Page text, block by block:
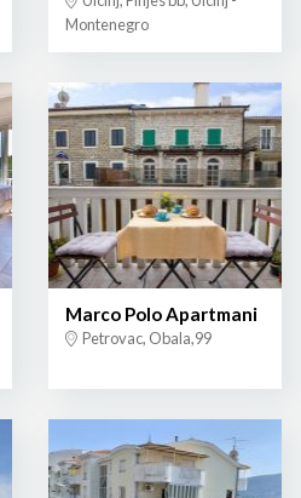
Montenegro
Marco Polo Apartmani
Petrovac, Obala,99